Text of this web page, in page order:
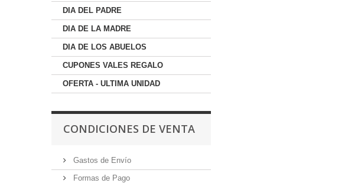
DIA DEL PADRE
DIA DE LA MADRE
DIA DE LOS ABUELOS
CUPONES VALES REGALO
OFERTA - ULTIMA UNIDAD
CONDICIONES DE VENTA
Gastos de Envío
Formas de Pago